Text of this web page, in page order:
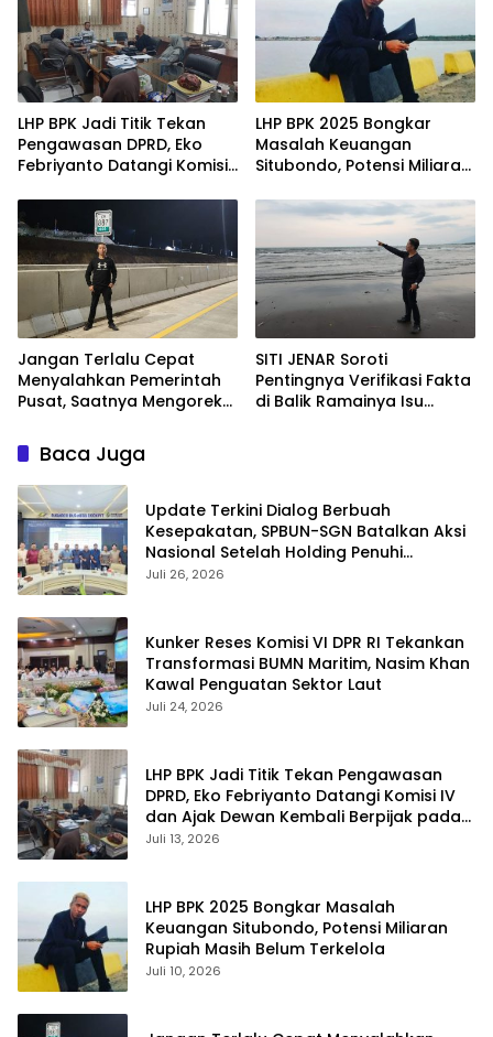
LHP BPK Jadi Titik Tekan
Pengawasan DPRD, Eko
Febriyanto Datangi Komisi
Berpijak pada Dokumen
Resmi Negara
LHP BPK 2025 Bongkar
Masalah Keuangan
Situbondo, Potensi Miliaran
Terkelola
Jangan Terlalu Cepat
Menyalahkan Pemerintah
Pusat, Saatnya Mengoreksi
Kabupaten Situbondo.
SITI JENAR Soroti
Pentingnya Verifikasi Fakta
di Balik Ramainya Isu
Baca Juga
Update Terkini Dialog Berbuah
Kesepakatan, SPBUN-SGN Batalkan Aksi
Nasional Setelah Holding Penuhi
Sejumlah Aspirasi
Juli 26, 2026
Kunker Reses Komisi VI DPR RI Tekankan
Transformasi BUMN Maritim, Nasim Khan
Kawal Penguatan Sektor Laut
Juli 24, 2026
LHP BPK Jadi Titik Tekan Pengawasan
DPRD, Eko Febriyanto Datangi Komisi IV
dan Ajak Dewan Kembali Berpijak pada
Dokumen Resmi Negara
Juli 13, 2026
LHP BPK 2025 Bongkar Masalah
Keuangan Situbondo, Potensi Miliaran
Rupiah Masih Belum Terkelola
Juli 10, 2026